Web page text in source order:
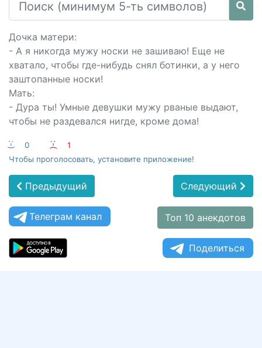
Дочка матери:
- А я никогда мужу носки не зашиваю! Еще не
хватало, чтобы где-нибудь снял ботинки, а у него
заштопанные носки!
Мать:
- Дура ты! Умные девушки мужу рваные выдают,
чтобы не раздевался нигде, кроме дома!
:-) 0 :-(
1
Чтобы проголосовать, установите приложение!
Предыдущий Следующий
Телеграм канал Топ 10 анекдотов
Поделиться